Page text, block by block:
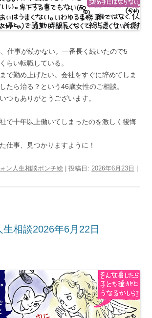
仕事が続かない。一番長く続いたので5
らい転職している。
で勤め上げたい。会社をすぐに辞めてしま
たら治る？という46歳女性のご相談。
いつもありがとうございます。
で十年以上働いてしまったのを激しく後悔
仕事、見つかりますように！
ン人生相談ポンチ絵 | 投稿日: 2026年6月23日
相談2026年6月22日